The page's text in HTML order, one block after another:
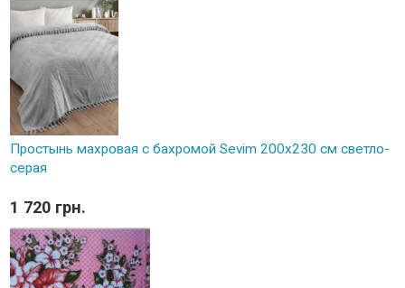
Простынь махровая с бахромой Sevim 200x230 см светло-
серая
1 720 грн.